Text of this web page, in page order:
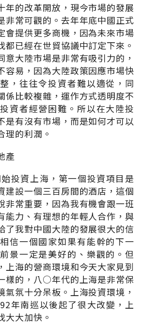
年的改革開放，現今市場的發展
非常可觀的。去年年底中國正式
會提供更多商機，因為未來市場
都已經在世貿協議中訂定下來。
意大陸市場是非常有吸引力的，
容易，因為大陸政策因應市場快
，往往令投資者難以適從，同
係比較複雜，運作方式透明度不
資者經營困難。所以在大陸投
是有沒有市場，而是如何才可以
理的利潤。
產
投資上海，第一個投資項目是
建設一個三百房間的酒店，這個
非常重要，因為我有機會跟一班
能力、有理想的年輕人合作，與
了我對中國大陸的發展很大的信
信一個國家如果有能幹的下一
景一定是美好的、樂觀的。但
海的營商環境和今天大家見到
樣的，八○年代的上海是非常保
氣氛十分呆板。上海投資環境，
年南巡以後起了很大改變，上
大大加快。